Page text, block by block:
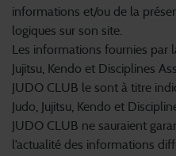
informations et/ou de la
logiques sur son site.
Les informations fournies par
Jujitsu, Kendo et Disciplines
JUDO CLUB le sont à titre
Judo, Jujitsu, Kendo et
JUDO CLUB ne sauraient
l’actualité des informations